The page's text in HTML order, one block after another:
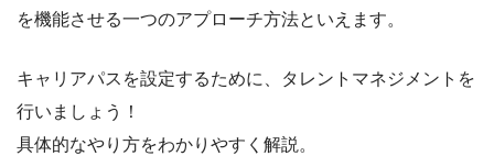
を機能させる一つのアプローチ方法といえます。
キャリアパスを設定するために、タレントマネジメントを
行いましょう！
具体的なやり方をわかりやすく解説。